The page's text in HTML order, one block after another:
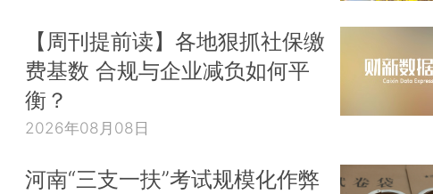
【周刊提前读】各地狠抓社保缴
费基数 合规与企业减负如何平
衡？
2026年08月08日
河南“三支一扶”考试规模化作弊